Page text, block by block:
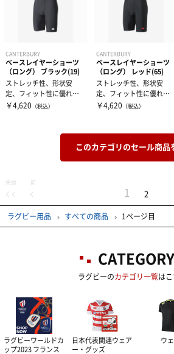
CANTERBURY
ベースレイヤーショーツ
（ロング） ブラック(19)
ストレッチ性、形状安
定、フィット性に優れたL
YCRA（ライクラ）素材を
￥4,620 （税込）
CANTERBURY
ベースレイヤーショーツ
（ロング） レッド(65)
ストレッチ性、形状安
定、フィット性に優れたL
YCRA（ライクラ）素材を
￥4,620 （税込）
このカテゴリのセール商品
先頭 前
1 2
ラグビー用品 すべての商品 1ページ目
CATEGORY
ラグビーのカテゴリ一覧はこ
ラグビーワールドカ
ップ2023 フランス
日本代表関連ウェア
ー・グッズ
ウ